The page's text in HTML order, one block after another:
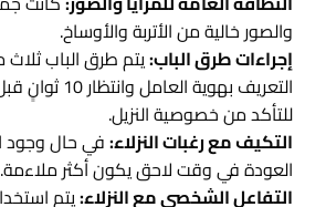
والصور خالية من الأتربة والأوساخ.
إجراءات طرق الباب:يتم طرق الباب
التعريف بهوية
للتأكد من خصوصية النزيل.
التكيف مع رغبات النزلاء:في حال وجود
العودة في وقت لاحق يكون أكثر ملاءمة.
التفاعل الشخصي مع النزلاء:يتم